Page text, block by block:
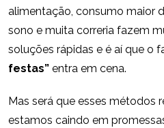
alimentação, consumo maior
sono e muita correria fazem
soluções rápidas e é aí que o
festas” entra em cena.
Mas será que esses métodos
estamos caindo em